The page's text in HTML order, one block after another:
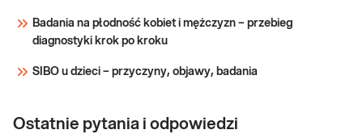
Badania na płodność kobiet i mężczyzn – przebieg
diagnostyki krok po kroku
SIBO u dzieci – przyczyny, objawy, badania
Ostatnie pytania i odpowiedzi